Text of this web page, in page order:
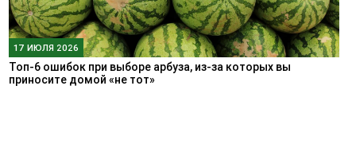
17 ИЮЛЯ 2026
Топ-6 ошибок при выборе арбуза, из-за которых вы
приносите домой «не тот»